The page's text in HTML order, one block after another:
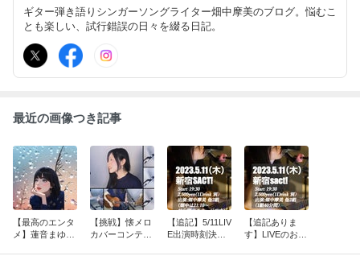
ギター弾き語りシンガーソングライター畑中摩美のブログ。悩むこ
とも楽しい、試行錯誤の日々を綴る日記。
最近の画像つき記事
【最高のエンタ
メ】蓮音まゆち
【挑戦】懐メロ
カバーコンテス
【追記】5/11LIV
E出演時刻決ま
【追記ありま
す】LIVEのお知